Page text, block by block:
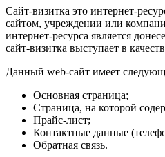
Сайт-визитка это интернет-
сайтом, учреждении или
интернет-ресурса является
сайт-визитка выступает в
Данный web-сайт имеет
Основная страница;
Страница, на которой
Прайс-лист;
Контактные данные
Обратная связь.